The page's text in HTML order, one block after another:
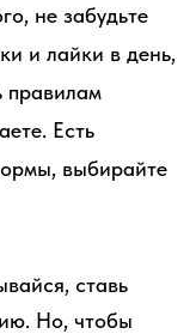
не забудьте
и лайки в день,
правилам
Есть
выбирайте
ставь
Но, чтобы